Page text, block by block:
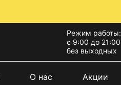
Режим работы:
с 9:00 до 21:00
без выходных
О нас Акции